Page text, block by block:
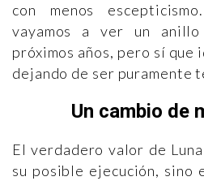
con menos
vayamos a ver un
próximos años, pero sí que
dejando de ser puramente
Un cambio de
El verdadero valor de
su posible ejecución, sino